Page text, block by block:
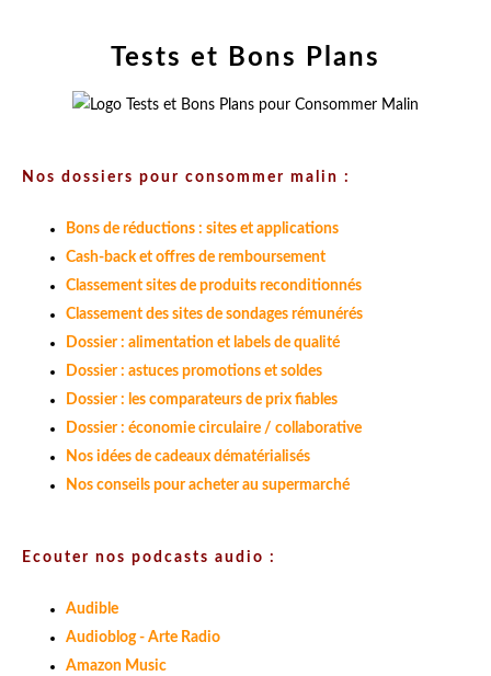
Tests et Bons Plans
Nos dossiers pour consommer malin :
Bons de réductions : sites et applications
Cash-back et offres de remboursement
Classement sites de produits reconditionnés
Classement des sites de sondages rémunérés
Dossier : alimentation et labels de qualité
Dossier : astuces promotions et soldes
Dossier : les comparateurs de prix fiables
Dossier : économie circulaire / collaborative
Nos idées de cadeaux dématérialisés
Nos conseils pour acheter au supermarché
Ecouter nos podcasts audio :
Audible
Audioblog - Arte Radio
Amazon Music